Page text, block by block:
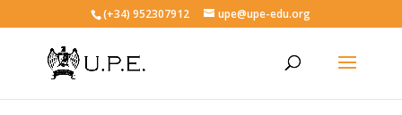
(+34) 952307912 upe@upe-edu.org